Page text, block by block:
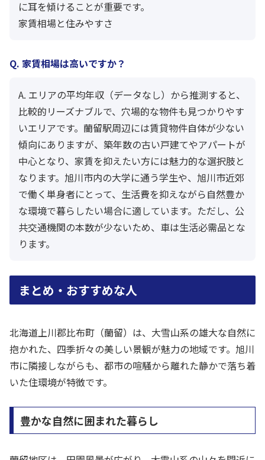
に耳を傾けることが重要です。
家賃相場と住みやすさ
Q. 家賃相場は高いですか？
A. エリアの平均年収（データなし）から推測すると、
比較的リーズナブルで、穴場的な物件も見つかりやす
いエリアです。蘭留駅周辺には賃貸物件自体が少ない
傾向にありますが、築年数の古い戸建てやアパートが
中心となり、家賃を抑えたい方には魅力的な選択肢と
なります。旭川市内の大学に通う学生や、旭川市近郊
で働く単身者にとって、生活費を抑えながら自然豊か
な環境で暮らしたい場合に適しています。ただし、公
共交通機関の本数が少ないため、車は生活必需品とな
ります。
まとめ・おすすめな人
北海道上川郡比布町（蘭留）は、大雪山系の雄大な自然に
抱かれた、四季折々の美しい景観が魅力の地域です。旭川
市に隣接しながらも、都市の喧騒から離れた静かで落ち着
いた住環境が特徴です。
豊かな自然に囲まれた暮らし